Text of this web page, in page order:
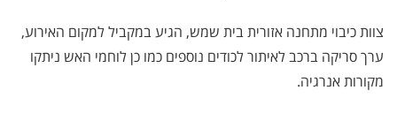
צוות כיבוי מתחנה אזורית בית שמש, הגיע במקביל למקום האירוע,
ערך סריקה ברכב לאיתור לכודים נוספים כמו כן לוחמי האש ניתקו
מקורות אנרגיה.